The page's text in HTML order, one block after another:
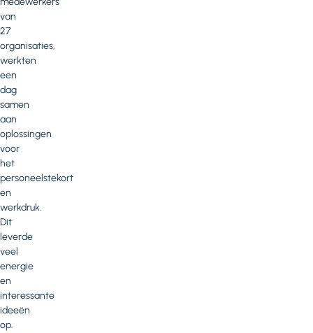
van
27
organisaties,
werkten
een
dag
samen
aan
oplossingen
voor
het
personeelstekort
en
werkdruk.
Dit
leverde
veel
energie
en
interessante
ideeën
op.